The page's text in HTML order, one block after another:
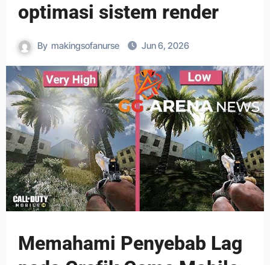
optimasi sistem render
By makingsofanurse Jun 6, 2026
Memahami Penyebab Lag